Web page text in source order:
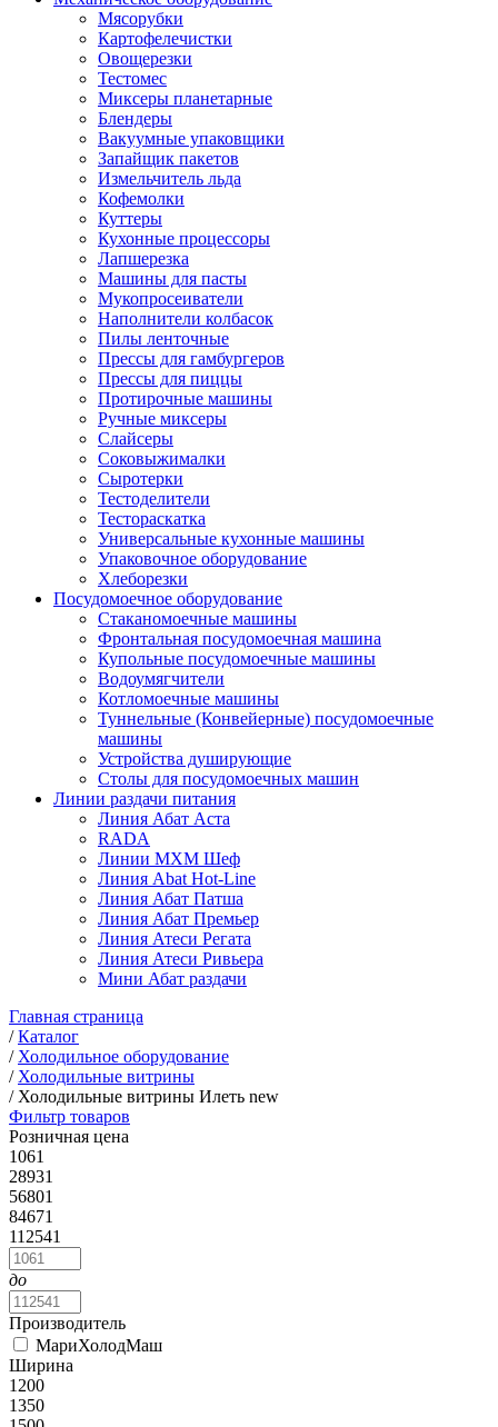
Мясорубки
Картофелечистки
Овощерезки
Тестомес
Миксеры планетарные
Блендеры
Вакуумные упаковщики
Запайщик пакетов
Измельчитель льда
Кофемолки
Куттеры
Кухонные процессоры
Лапшерезка
Машины для пасты
Мукопросеиватели
Наполнители колбасок
Пилы ленточные
Прессы для гамбургеров
Прессы для пиццы
Протирочные машины
Ручные миксеры
Слайсеры
Соковыжималки
Сыротерки
Тестоделители
Тестораскатка
Универсальные кухонные машины
Упаковочное оборудование
Хлеборезки
Посудомоечное оборудование
Стаканомоечные машины
Фронтальная посудомоечная машина
Купольные посудомоечные машины
Водоумягчители
Котломоечные машины
Туннельные (Конвейерные) посудомоечные
машины
Устройства душирующие
Столы для посудомоечных машин
Линии раздачи питания
Линия Абат Аста
RADA
Линии МХМ Шеф
Линия Abat Hot-Line
Линия Абат Патша
Линия Абат Премьер
Линия Атеси Регата
Линия Атеси Ривьера
Мини Абат раздачи
Главная страница
/Каталог
/ Холодильное оборудование
/ Холодильные витрины
/ Холодильные витрины Илеть new
Фильтр товаров
Розничная цена
1061
28931
56801
84671
112541
до
Производитель
МариХолодМаш
Ширина
1200
1350